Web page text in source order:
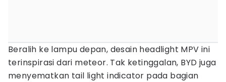
Beralih ke lampu depan, desain headlight MPV ini
terinspirasi dari meteor. Tak ketinggalan, BYD juga
menyematkan tail light indicator pada bagian